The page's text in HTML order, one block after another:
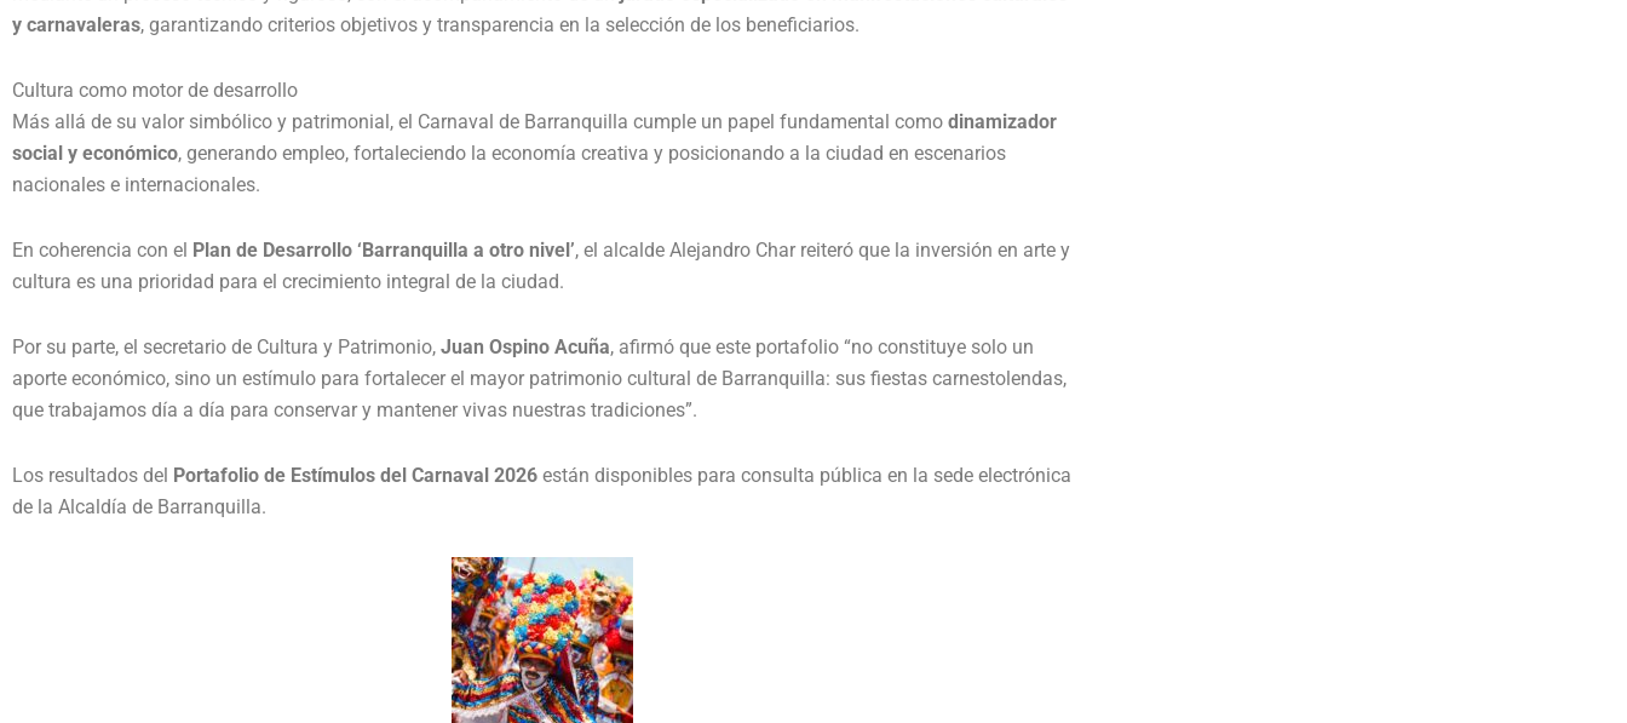
y carnavaleras, garantizando criterios objetivos y transparencia en la selección de los beneficiarios.
Cultura como motor de desarrollo
Más allá de su valor simbólico y patrimonial, el Carnaval de Barranquilla cumple un papel fundamental como dinamizador
social y económico, generando empleo, fortaleciendo la economía creativa y posicionando a la ciudad en escenarios
nacionales e internacionales.
En coherencia con el Plan de Desarrollo ‘Barranquilla a otro nivel’, el alcalde Alejandro Char reiteró que la inversión en arte y
cultura es una prioridad para el crecimiento integral de la ciudad.
Por su parte, el secretario de Cultura y Patrimonio, Juan Ospino Acuña, afirmó que este portafolio “no constituye solo un
aporte económico, sino un estímulo para fortalecer el mayor patrimonio cultural de Barranquilla: sus fiestas carnestolendas,
que trabajamos día a día para conservar y mantener vivas nuestras tradiciones”.
Los resultados del Portafolio de Estímulos del Carnaval 2026 están disponibles para consulta pública en la sede electrónica
de la Alcaldía de Barranquilla.